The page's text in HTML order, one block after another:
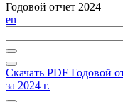
Годовой отчет 2024
en
Скачать PDF Годовой
за 2024 г.